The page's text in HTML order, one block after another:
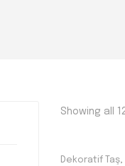
Showing all
Dekoratif Taş,